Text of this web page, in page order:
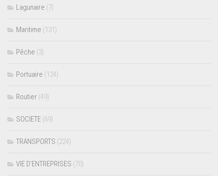
Lagunaire (7)
Maritime (131)
Pêche (3)
Portuaire (124)
Routier (49)
SOCIETE (69)
TRANSPORTS (224)
VIE D’ENTREPRISES (70)